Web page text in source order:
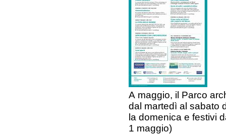
A maggio, il Parco
dal martedì alsabato
la domenica e festivi
1 maggio)